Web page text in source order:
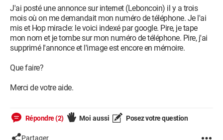
J'ai posté une annonce sur internet (Leboncoin) il y a trois
mois où on me demandait mon numéro de téléphone. Je l'ai
mis et Hop miracle: le voici indexé par google. Pire, je tape
mon nom et je tombe sur mon numéro de téléphone. Pire, j'ai
supprimé l'annonce et l'image est encore en mémoire.
Que faire?
Merci de votre aide.
Répondre (2) Moi aussi Posez votre question
Partager